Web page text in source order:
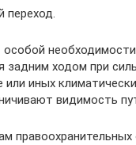
переход.
особой
задним ходом при
или иных
видимость
правоохранительных